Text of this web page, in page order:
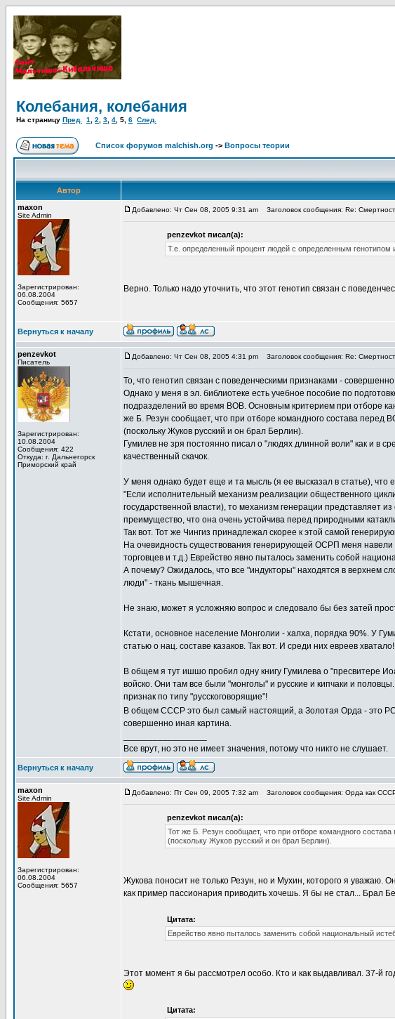
Колебания, колебания
На страницу Пред. 1 2 3 4 5 6 След.
Список форумов malchish.org -> Вопросы теории
Автор
maxon
Site Admin
Зарегистрирован:
06.08.2004
Сообщения: 5657
Добавлено: Чт Сен 08, 2005 9:31 am Заголовок сообщения: Re:
penzevkot писал(а):
Т.е. определенный процент людей с определенным генотипом
Верно. Только надо уточнить, что этот генотип связан с
Вернуться к началу
penzevkot
Писатель
Зарегистрирован:
10.08.2004
Сообщения: 422
Откуда: г. Дальнегорск
Приморский край
Добавлено: Чт Сен 08, 2005 4:31 pm Заголовок сообщения: Re:
То, что генотип связан с поведенческими признаками -
Однако у меня в эл. библиотеке есть учебное пособие по
подразделений во время ВОВ. Основным критерием при отборе
же Б. Резун сообщает, что при отборе командного состава
(поскольку Жуков русский и он брал Берлин).
Гумилев не зря постоянно писал о "людях длинной воли" как и в
качественный скачок.
У меня однако будет еще и та мысль (я ее высказал в статье),
"Если исполнительный механизм реализации общественного
государственной власти), то механизм генерации
преимущество, что она очень устойчива перед природными
Так вот. Тот же Чингиз принадлежал скорее к этой самой
На очевидность существования генерирующей ОСРП меня навели
торговцев и т.д.) Еврейство явно пыталось заменить собой
А почему? Ожидалось, что все "индукторы" находятся в верхнем
люди" - ткань мышечная.
Не знаю, может я усложняю вопрос и следовало бы без затей
Кстати, основное население Монголии - халха, порядка 90%. У
статью о нац. составе казаков. Так вот. И среди них евреев
В общем я тут ишшо пробил одну книгу Гумилева о "пресвитере
войско. Они там все были "монголы" и русские и кипчаки и
признак по типу "русскоговорящие"!
В общем СССР это был самый настоящий, а Золотая Орда - это
совершенно иная картина.
Все врут, но это не имеет значения, потому что никто не слушает.
Вернуться к началу
maxon
Site Admin
Зарегистрирован:
06.08.2004
Сообщения: 5657
Добавлено: Пт Сен 09, 2005 7:32 am Заголовок сообщения: Орда как
penzevkot писал(а):
Тот же Б. Резун сообщает, что при отборе командного
(поскольку Жуков русский и он брал Берлин).
Жукова поносит не только Резун, но и Мухин, которого я уважаю.
как пример пассионария приводить хочешь. Я бы не стал... Брал
Цитата:
Еврейство явно пыталось заменить собой национальный
Этот момент я бы рассмотрел особо. Кто и как выдавливал. 37-й
Цитата: